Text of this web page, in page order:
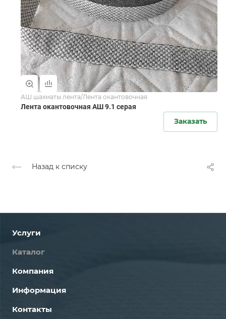
АШ шахматы лента/Лента окантовочная
Лента окантовочная АШ 9.1 серая
Заказать
Назад к списку
Услуги
Каталог
Компания
Информация
Контакты